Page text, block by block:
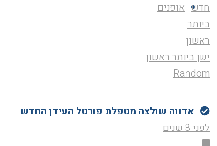
אופנים חדש
ביותר
ראשון
ישן ביותר ראשון
Random
אדווה שולצה מטפלת פורטל העידן החדש
לפני 8 שנים